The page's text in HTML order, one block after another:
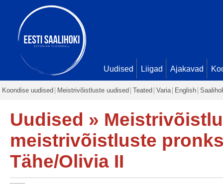
Uudised Liigad Ajakavad
Koondise uudised Meistrivõistluste uudised Teated Varia English
Uudised »
meistrivõistluste
Tähe/Olivia II